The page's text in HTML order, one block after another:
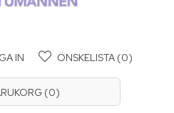
IN ÖNSKELISTA (0)
(0)